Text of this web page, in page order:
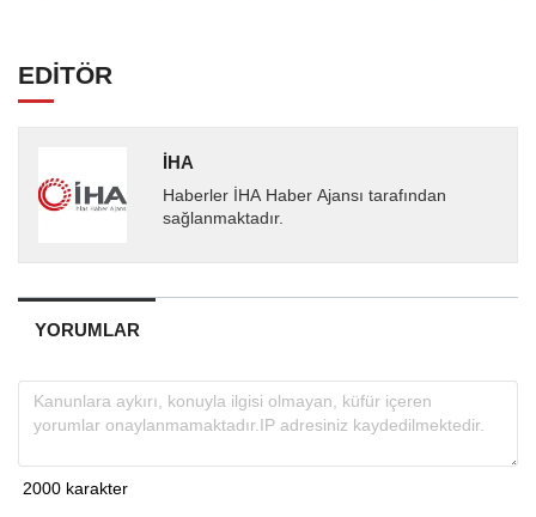
EDİTÖR
İHA
Haberler İHA Haber Ajansı tarafından
sağlanmaktadır.
YORUMLAR